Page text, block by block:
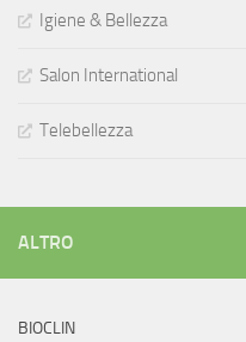
Igiene & Bellezza
Salon International
Telebellezza
ALTRO
BIOCLIN